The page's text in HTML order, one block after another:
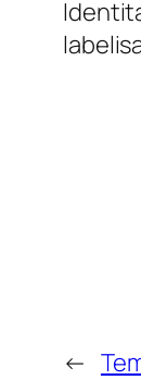
←